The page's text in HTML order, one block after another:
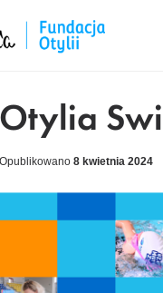
Otylia
Opublikowano 8 kwietnia 2024